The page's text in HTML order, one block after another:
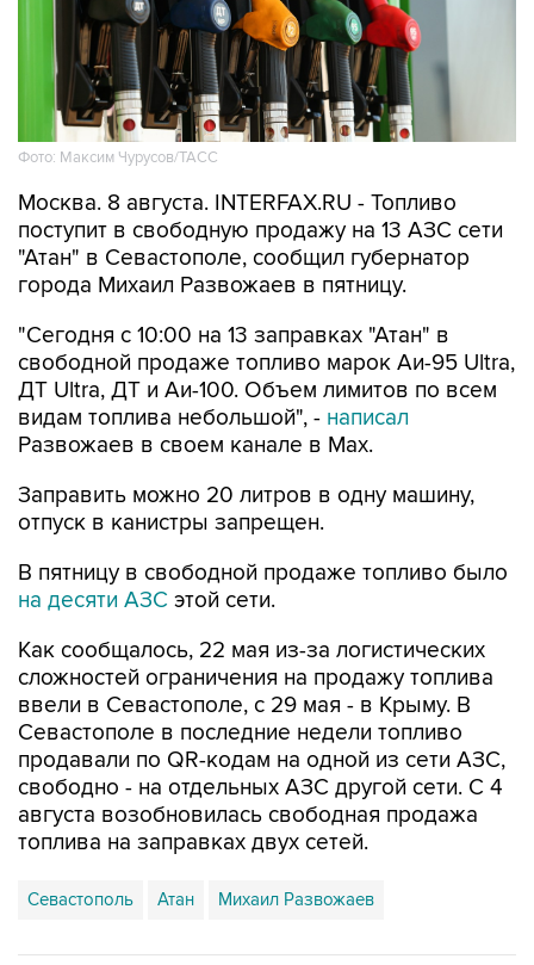
Фото: Максим Чурусов/ТАСС
Москва. 8 августа. INTERFAX.RU - Топливо
поступит в свободную продажу на 13 АЗС сети
"Атан" в Севастополе, сообщил губернатор
города Михаил Развожаев в пятницу.
"Сегодня с 10:00 на 13 заправках "Атан" в
свободной продаже топливо марок Аи-95 Ultra,
ДТ Ultra, ДТ и Аи-100. Объем лимитов по всем
видам топлива небольшой", - написал
Развожаев в своем канале в Max.
Заправить можно 20 литров в одну машину,
отпуск в канистры запрещен.
В пятницу в свободной продаже топливо было
на десяти АЗС этой сети.
Как сообщалось, 22 мая из-за логистических
сложностей ограничения на продажу топлива
ввели в Севастополе, с 29 мая - в Крыму. В
Севастополе в последние недели топливо
продавали по QR-кодам на одной из сети АЗС,
свободно - на отдельных АЗС другой сети. С 4
августа возобновилась свободная продажа
топлива на заправках двух сетей.
Севастополь Атан Михаил Развожаев